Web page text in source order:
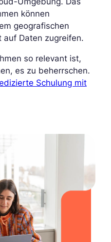
können
geografischen
auf Daten zugreifen.
so relevant ist,
es zu beherrschen.
Schulung mit